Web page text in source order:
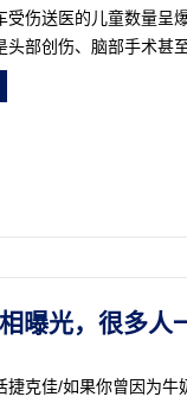
受伤送医的儿童数量呈
头部创伤、脑部手术甚
相曝光，很多
捷克佳/如果你曾因为牛